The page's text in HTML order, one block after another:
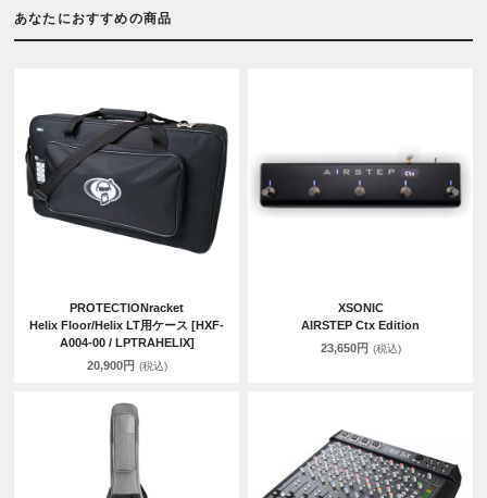
あなたにおすすめの商品
PROTECTIONracket
Helix Floor/Helix LT用ケース [HXF-
A004-00 / LPTRAHELIX]
20,900円 (税込)
XSONIC
AIRSTEP Ctx Edition
23,650円 (税込)